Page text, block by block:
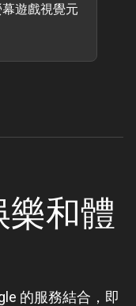
遊戲視覺元
和體
的服務結合，即